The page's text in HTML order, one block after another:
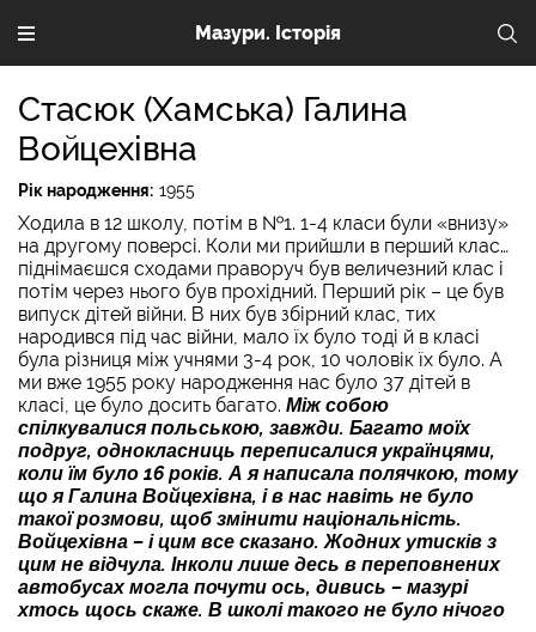
Мазури. Історія
Стасюк (Хамська) Галина
Войцехівна
Рік народження: 1955
Ходила в 12 школу, потім в №1. 1-4 класи були «внизу»
на другому поверсі. Коли ми прийшли в перший клас…
піднімаєшся сходами праворуч був величезний клас і
потім через нього був прохідний. Перший рік – це був
випуск дітей війни. В них був збірний клас, тих
народився під час війни, мало їх було тоді й в класі
була різниця між учнями 3-4 рок, 10 чоловік їх було. А
ми вже 1955 року народження нас було 37 дітей в
класі, це було досить багато. Між собою
спілкувалися польською, завжди. Багато моїх
подруг, однокласниць переписалися українцями,
коли їм було 16 років. А я написала полячкою, тому
що я Галина Войцехівна, і в нас навіть не було
такої розмови, щоб змінити національність.
Войцехівна – і цим все сказано. Жодних утисків з
цим не відчула. Інколи лише десь в переповнених
автобусах могла почути ось, дивись – мазурі
хтось щось скаже. В школі такого не було нічого